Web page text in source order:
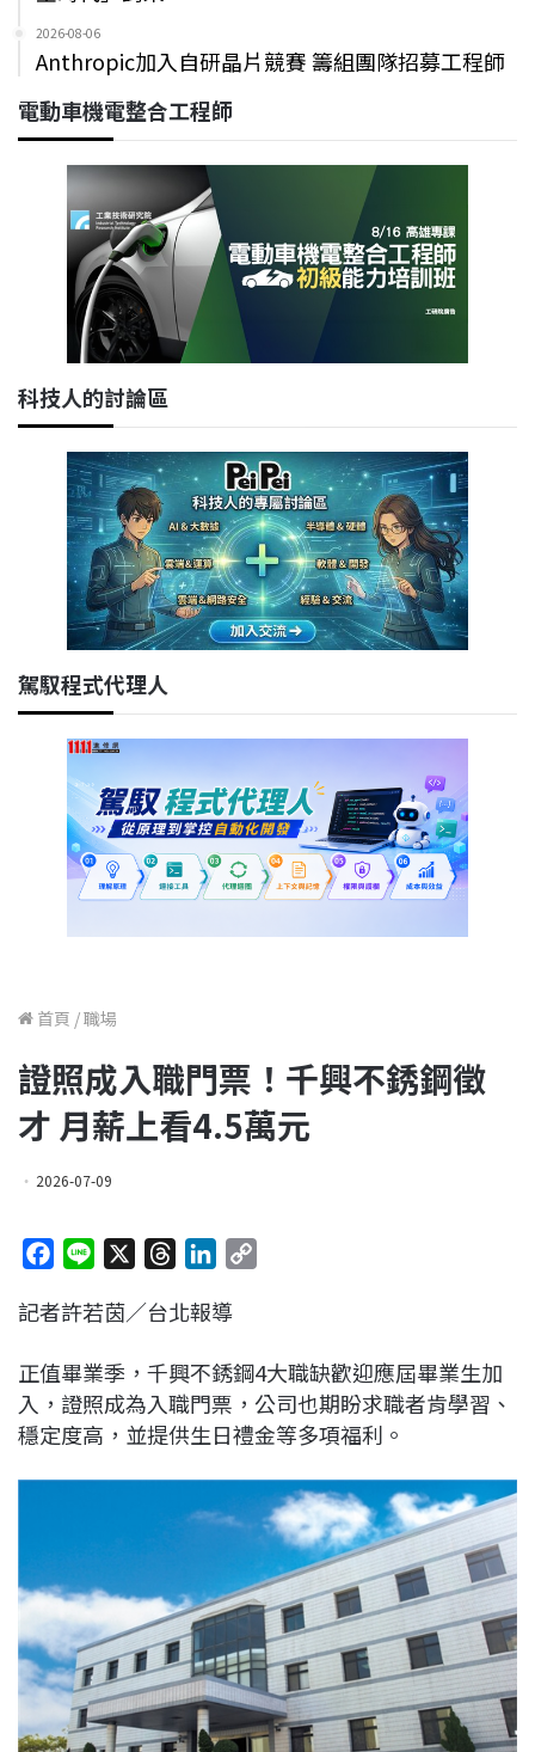
2026-08-06
Anthropic加入自研晶片競賽 籌組團隊招募工程師
電動車機電整合工程師
科技人的討論區
駕馭程式代理人